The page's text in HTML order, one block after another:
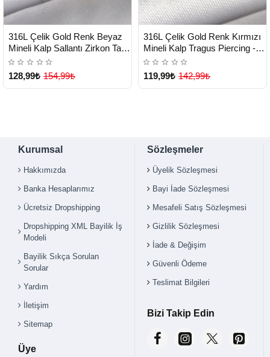
TESLİMAT
316L Çelik Gold Renk Beyaz
Mineli Kalp Sallantı Zirkon Taşlı
Tragus Piercing - Lisinya
128,99₺ 154,99₺
TESLİMAT
316L Çelik Gold Renk Kırmızı
Mineli Kalp Tragus Piercing -
Lisinya
119,99₺ 142,99₺
Kurumsal
Hakkımızda
Banka Hesaplarımız
Ücretsiz Dropshipping
Dropshipping XML Bayilik İş
Modeli
Bayilik Sıkça Sorulan
Sorular
Yardım
İletişim
Sitemap
Üye
Sözleşmeler
Üyelik Sözleşmesi
Bayi İade Sözleşmesi
Mesafeli Satış Sözleşmesi
Gizlilik Sözleşmesi
İade & Değişim
Güvenli Ödeme
Teslimat Bilgileri
Bizi Takip Edin